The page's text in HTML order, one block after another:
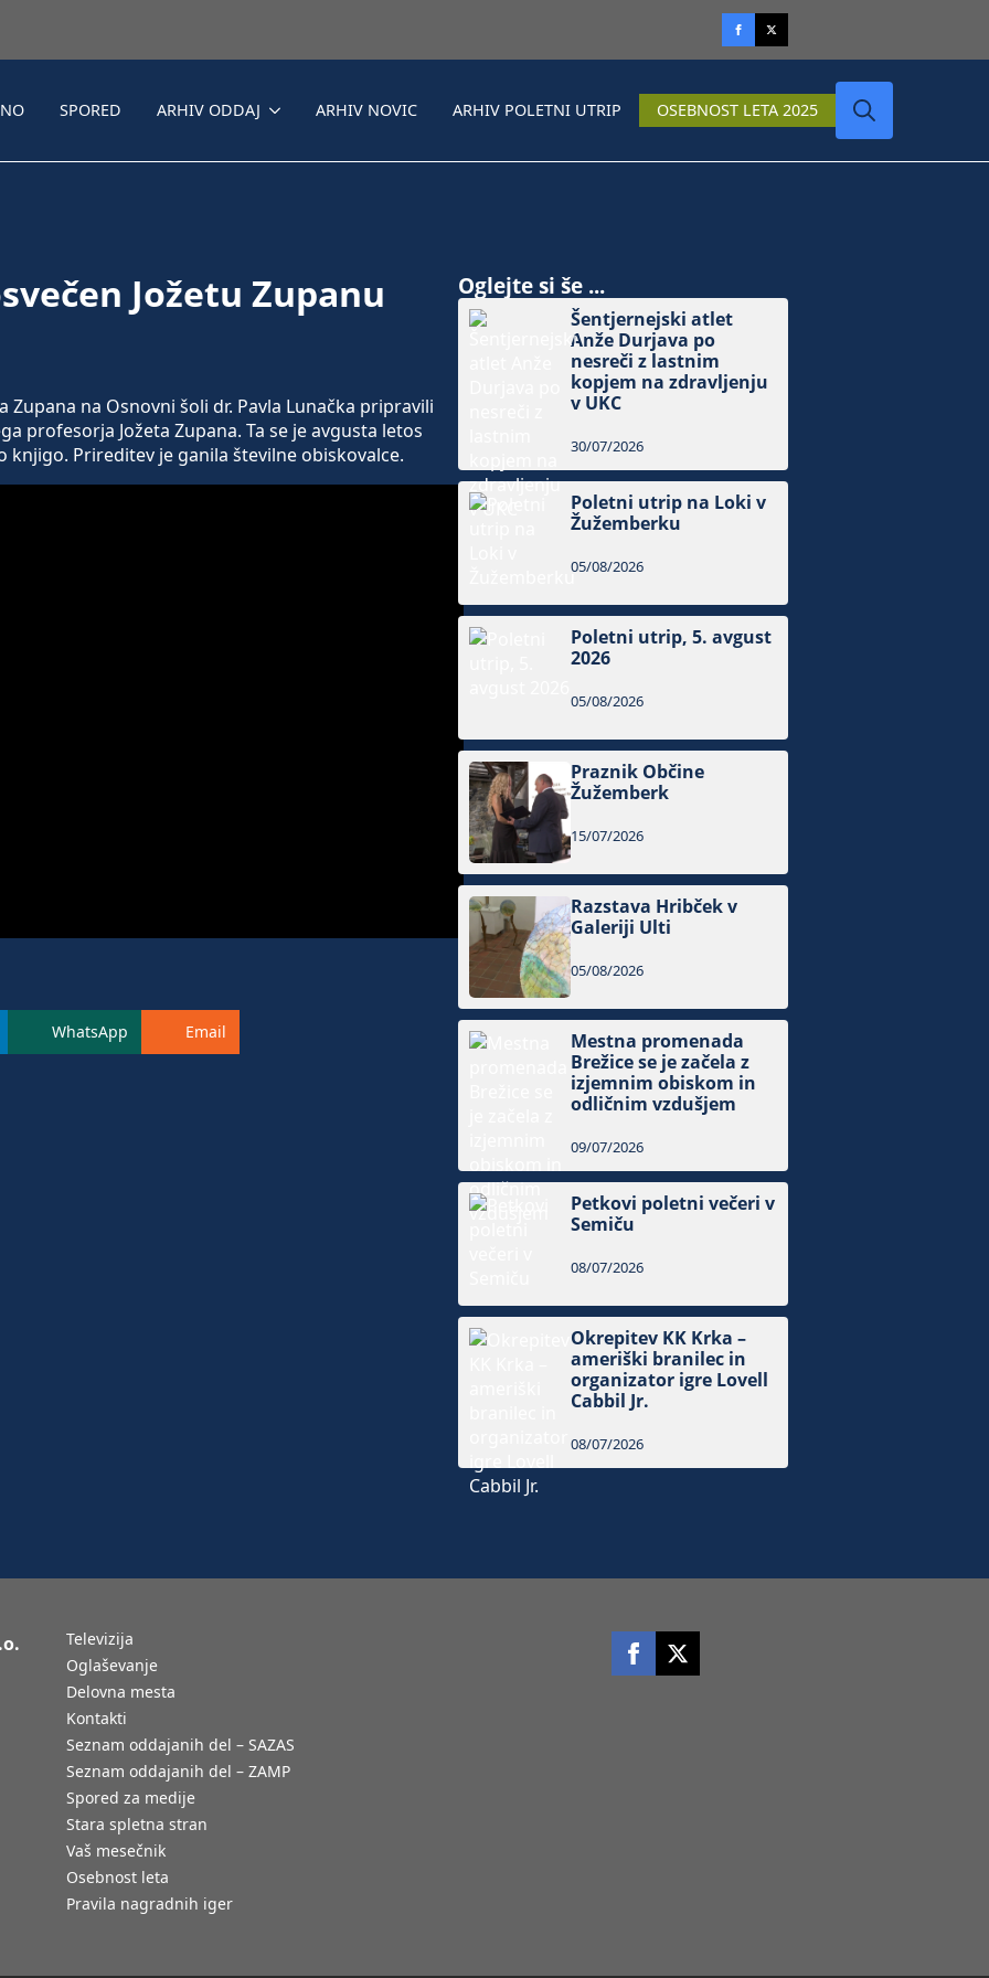
SPORED ARHIV ODDAJ ARHIV NOVIC ARHIV POLETNI UTRIP OSEBNOST LETA 2025
Jožetu Zupanu
Zupana na Osnovni šoli dr. Pavla Lunačka pripravili
profesorja Jožeta Zupana. Ta se je avgusta letos
knjigo. Prireditev je ganila številne obiskovalce.
WhatsApp Email
Oglejte si še ...
Šentjernejski atlet
Anže Durjava po
nesreči z lastnim
kopjem na zdravljenju
v UKC
30/07/2026
Poletni utrip na Loki v
Žužemberku
05/08/2026
Poletni utrip, 5. avgust
2026
05/08/2026
Praznik Občine
Žužemberk
15/07/2026
Razstava Hribček v
Galeriji Ulti
05/08/2026
Mestna promenada
Brežice se je začela z
izjemnim obiskom in
odličnim vzdušjem
09/07/2026
Petkovi poletni večeri v
Semiču
08/07/2026
Okrepitev KK Krka –
ameriški branilec in
organizator igre Lovell
Cabbil Jr.
08/07/2026
Televizija
Oglaševanje
Delovna mesta
Kontakti
Seznam oddajanih del – SAZAS
Seznam oddajanih del – ZAMP
Spored za medije
Stara spletna stran
Vaš mesečnik
Osebnost leta
Pravila nagradnih iger